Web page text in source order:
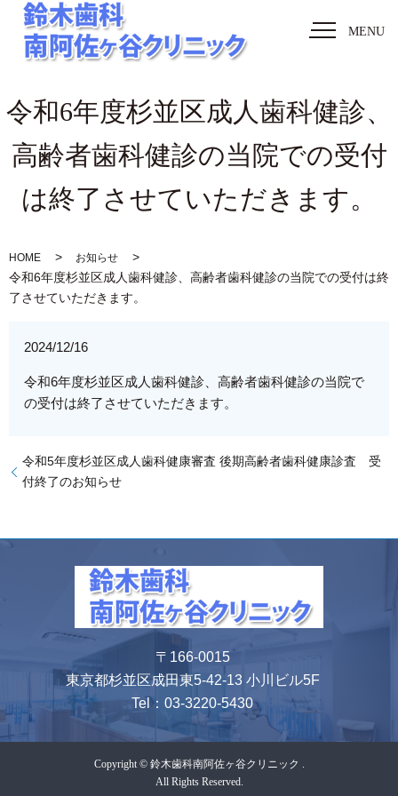
MENU
令和6年度杉並区成人歯科健診、
高齢者歯科健診の当院での受付
は終了させていただきます。
HOME お知らせ
令和6年度杉並区成人歯科健診、高齢者歯科健診の当院での受付は終
了させていただきます。
2024/12/16
令和6年度杉並区成人歯科健診、高齢者歯科健診の当院で
の受付は終了させていただきます。
令和5年度杉並区成人歯科健康審査 後期高齢者歯科健康診査 受
付終了のお知らせ
〒166-0015
東京都杉並区成田東5-42-13 小川ビル5F
Tel： 03-3220-5430
Copyright © 鈴木歯科南阿佐ヶ谷クリニック .
All Rights Reserved.